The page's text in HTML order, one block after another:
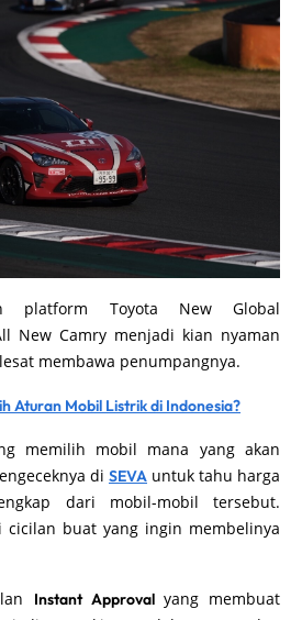
platform Toyota New Global
New Camry menjadi kian nyaman
membawa penumpangnya.
Aturan Mobil Listrik di Indonesia?
memilih mobil mana yang akan
di SEVA untuk tahu harga
dari mobil-mobil tersebut.
cicilan buat yang ingin membelinya
Instant Approval yang membuat